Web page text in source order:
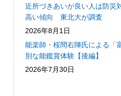
近所づきあいが良い人は防災
高い傾向 東北大が調査
2026年8月1日
能楽師・桜間右陣氏による「
別な能鑑賞体験【後編】
2026年7月30日